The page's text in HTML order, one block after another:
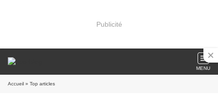
Publicité
MENU
Accueil » Top articles